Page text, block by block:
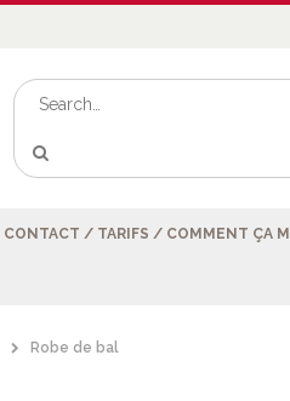
CONTACT / TARIFS / COMMENT ÇA
Robe de bal